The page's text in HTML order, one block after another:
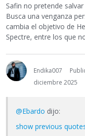
Safin no pretende
Busca una venganza
cambia el objetivo de
Spectre, entre los que
Endika007
diciembre 2025
@Ebardo dijo:
show previous